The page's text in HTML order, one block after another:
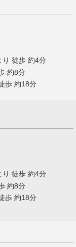
り 徒歩 約4分
約8分
歩 約18分
り 徒歩 約4分
約8分
歩 約18分